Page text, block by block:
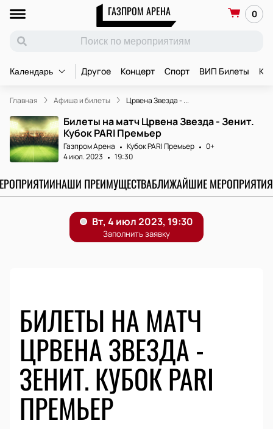
ГАЗПРОМ АРЕНА 0
Календарь Другое Концерт Спорт ВИП Билеты
Главная Афиша и билеты Црвена Звезда - ...
Билеты на матч Црвена Звезда - Зенит.
Кубок PARI Премьер
Газпром Арена Кубок PARI Премьер
0+
4 июл. 2023
19:30
НАШИ ПРЕИМУЩЕСТВАБЛИЖАЙШИЕ МЕРОПРИЯТИЯ
БИЛЕТЫ НА МАТЧ
ЦРВЕНА ЗВЕЗДА -
ЗЕНИТ. КУБОК PARI
ПРЕМЬЕР